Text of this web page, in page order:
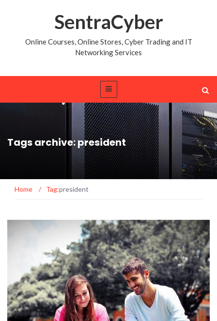
SentraCyber
Online Courses, Online Stores, Cyber Trading and IT
Networking Services
Tags archive: president
Home / Tag:president